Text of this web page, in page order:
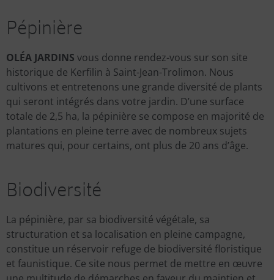
Pépinière
OLÉA JARDINS vous donne rendez-vous sur son site
historique de Kerfilin à Saint-Jean-Trolimon. Nous
cultivons et entretenons une grande diversité de plants
qui seront intégrés dans votre jardin. D’une surface
totale de 2,5 ha, la pépinière se compose en majorité de
plantations en pleine terre avec de nombreux sujets
matures qui, pour certains, ont plus de 20 ans d’âge.
Biodiversité
La pépinière, par sa biodiversité végétale, sa
structuration et sa localisation en pleine campagne,
constitue un réservoir refuge de biodiversité floristique
et faunistique. Ce site nous permet de mettre en œuvre